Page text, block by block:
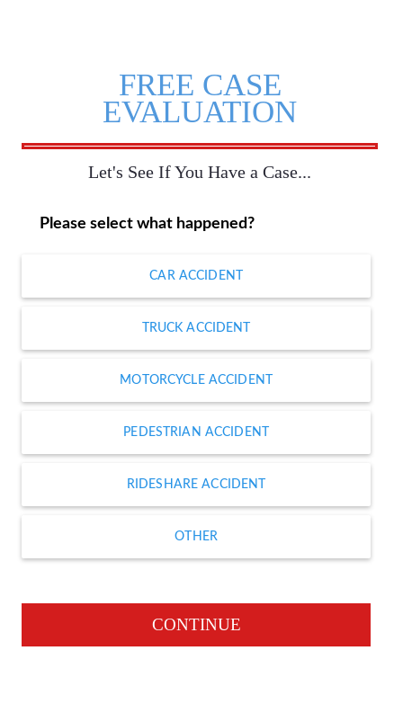
FREE CASE
EVALUATION
Let's See If You Have a Case...
Please select what happened?
CAR ACCIDENT
TRUCK ACCIDENT
MOTORCYCLE ACCIDENT
PEDESTRIAN ACCIDENT
RIDESHARE ACCIDENT
OTHER
CONTINUE